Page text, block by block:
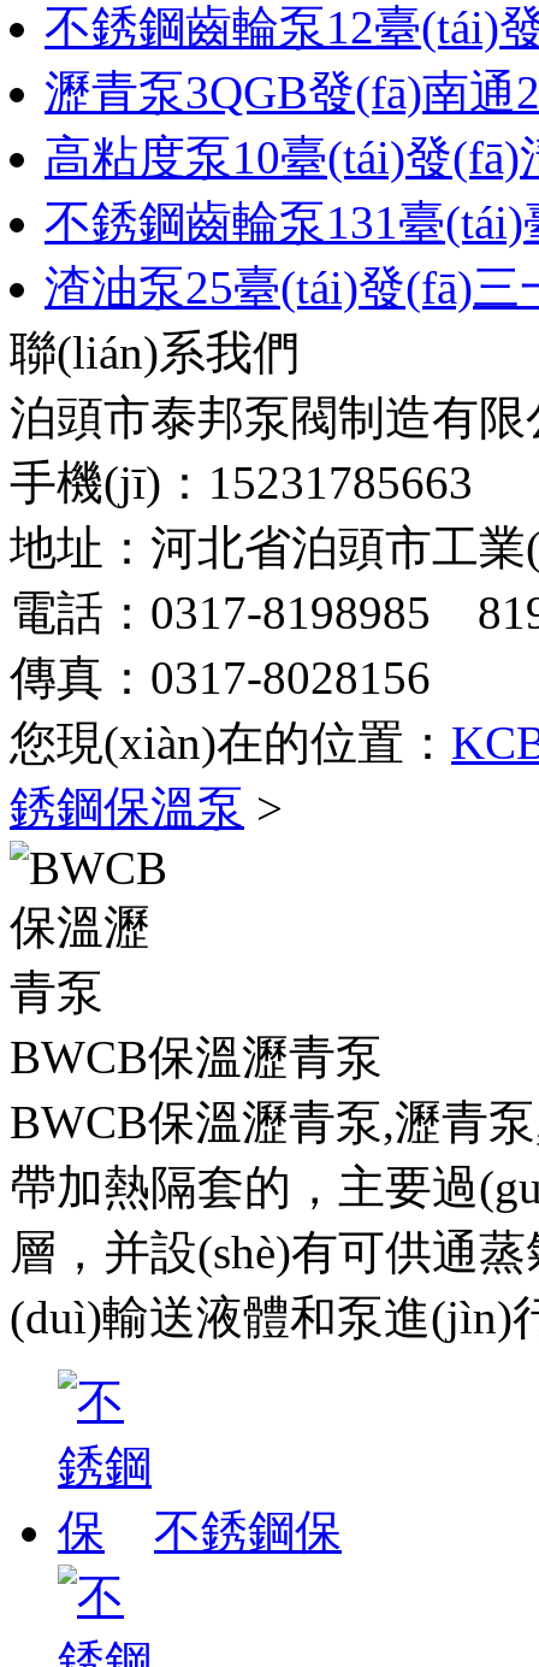
不銹鋼齒輪泵12臺(tái)
瀝青泵3QGB發(fā)南通
高粘度泵10臺(tái)發(fā)
不銹鋼齒輪泵131臺(tái)
渣油泵25臺(tái)發(fā)三
聯(lián)系我們
泊頭市泰邦泵閥制造有限
手機(jī)：15231785663
地址：河北省泊頭市工業
電話：0317-8198985
傳真：0317-8028156
您現(xiàn)在的位置：
銹鋼保溫泵 >
BWCB保溫瀝青泵
BWCB保溫瀝青泵,瀝青
帶加熱隔套的，主要過
層，并設(shè)有可供通蒸氣
(duì)輸送液體和泵進(jìn)行
不銹鋼保